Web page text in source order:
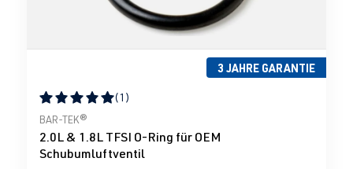
3 JAHRE GARANTIE
Durchschnittliche Bewertung von 5 von 5 Sternen
(1)
BAR-TEK®
2.0L & 1.8L TFSI O-Ring für OEM
Schubumluftventil